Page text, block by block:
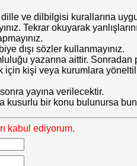
dille ve dilbilgisi kurallarına
Tekrar okuyarak
dışı sözler kullanmayınız.
yazarına aittir.
için kişi veya kurumlara
yayına verilecektir.
kusurlu bir konu bulunursa
kabul ediyorum.